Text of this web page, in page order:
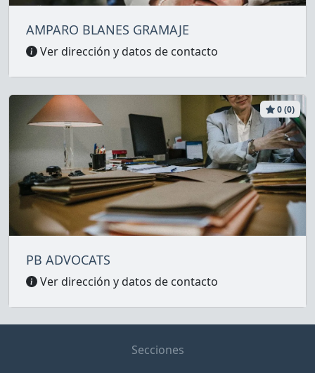
AMPARO BLANES GRAMAJE
Ver dirección y datos de contacto
0 (0)
PB ADVOCATS
Ver dirección y datos de contacto
Secciones